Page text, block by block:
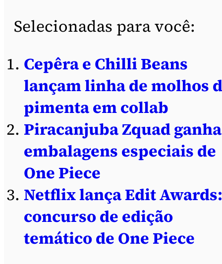
Selecionadas para você:
Cepêra e Chilli Beans
lançam linha de molhos
pimenta em collab
Piracanjuba Zquad ganha
embalagens especiais de
One Piece
Netflix lança Edit Awards:
concurso de edição
temático de One Piece